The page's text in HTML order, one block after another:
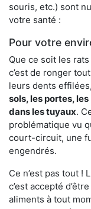
souris, etc.) sont
votre santé :
Pour votre
Que ce soit les
c’est de ronger
leurs dents
sols, les portes, les
dans les tuyaux.
problématique vu
court-circuit, une
engendrés.
Ce n’est pas tout !
c’est accepté
aliments à tout